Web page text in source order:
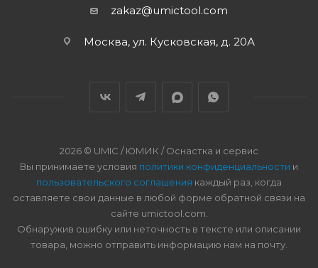
zakaz@umictool.com
Москва, ул. Кусковская, д. 20А
2026 © UMIC / ЮМИК / Оснастка и сервис
Вы принимаете условия политики конфиденциальности и
пользовательского соглашения каждый раз, когда
оставляете свои данные в любой форме обратной связи на
сайте umictool.com.
Обнаружив ошибку или неточность в тексте или описании
товара, можно отправить информацию нам на почту.